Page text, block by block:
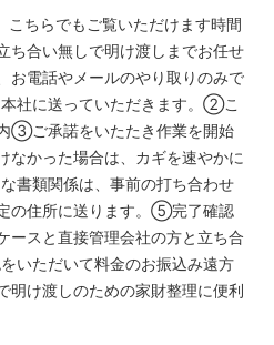
ちらでもご覧いただけます時間
ち合い無しで明け渡しまでお任せ
お電話やメールのやり取りのみで
社に送っていただきます。②こ
③ご承諾をいたたき作業を開始
なかった場合は、カギを速やかに
書類関係は、事前の打ち合わせ
の住所に送ります。⑤完了確認
ースと直接管理会社の方と立ち合
いただいて料金のお振込み遠方
明け渡しのための家財整理に便利